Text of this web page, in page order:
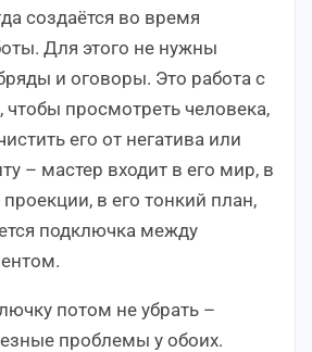
создаётся во время
Для этого не нужны
и оговоры. Это работа с
просмотреть человека,
его от негатива или
– мастер входит в его мир, в
в его тонкий план,
подключка между
потом не убрать –
проблемы у обоих.